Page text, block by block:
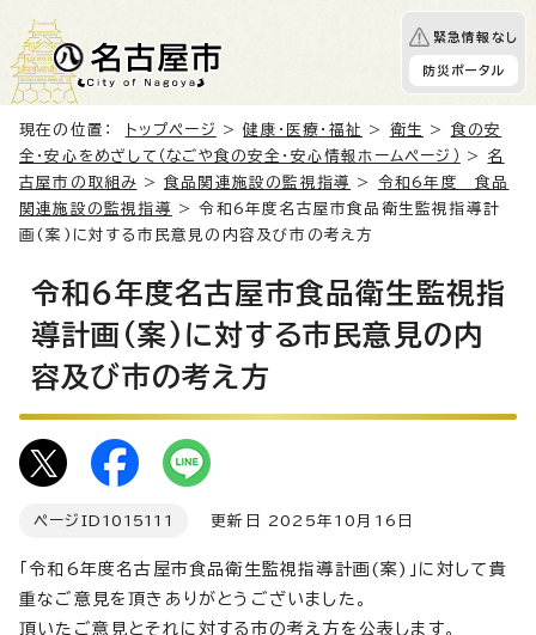
緊急情報なし
防災ポータル
現在の位置： トップページ >健康・医療・福祉 > 衛生 > 食の安
全・安心をめざして（なごや食の安全・安心情報ホームページ）
> 名
古屋市の取組み >食品関連施設の監視指導 > 令和6年度 食品
関連施設の監視指導
> 令和6年度名古屋市食品衛生監視指導計
画(案)に対する市民意見の内容及び市の考え方
令和6年度名古屋市食品衛生監視指
導計画(案)に対する市民意見の内
容及び市の考え方
ページID 1015111 更新日 2025年10月16日
「令和6年度名古屋市食品衛生監視指導計画(案)」に対して貴
重なご意見を頂きありがとうございました。
頂いたご意見とそれに対する市の考え方を公表します。